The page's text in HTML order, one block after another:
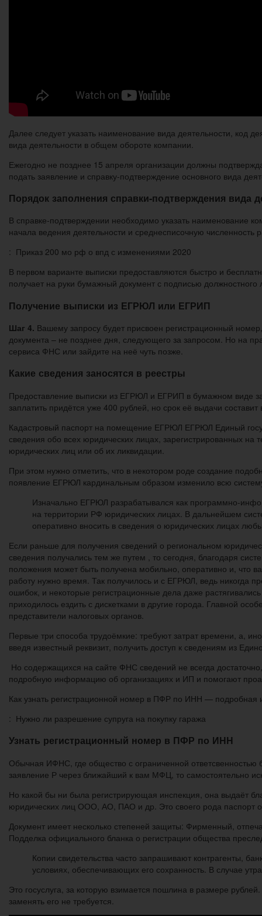
Далее следует указать наименование вида деятельности, код
вида деятельности в общем обороте компании.
Ежегодно не позднее 15 апреля организации должны
подать заявление и справку-подтверждение основного вида
Порядок заполнения справки-подтверждения вида
В справке-подтверждении необходимо указать наименование
начала ведения деятельности и среднесписочную численность
: Приказ 200 мо рф о впд с изменениями 2020
В первом варианте выписки предоставляются быстро и
получает на руки бумажный документ с подписью должностного
Получение выписки из ЕГРЮЛ или ЕГРИП
Шаг 4. Вашему запросу будет присвоен регистрационный
документа – не позднее дня, следующего за запросом. Но на
сервиса ФНС или зайдите на неё чуть позже.
Какие сведения заносятся в реестры
Предоставление выписки из ЕГРЮЛ и ЕГРИП в бумажном виде
заплатить придётся уже 400 рублей, но срок её выдачи
Кадастровый паспорт на помещение ЕГРЮЛ ЕГРЮЛ Единый
сведения обо всех юридических лицах, зарегистрированных
юридических лиц или об их ликвидации.
При этом нужно отметить, что в некотором роде создание
появление ЕГРЮЛ кардинальным образом изменило всю
Изначально ЕГРЮЛ разрабатывался как программно-
на территории РФ юридических лицах. В дальнейшем
оперативно вносить в сведения о юридических лицах
Если раньше для получения сведений о региональном
сведения получались тем же путем , то сегодня, благодаря
положения может быть получена мобильно, оперативно и, что
работу нужно время. Так получилось и с ЕГРЮЛ, ведь никогда
ошибок, и некоторые регистрационные дела даже
приходилось ездить с дискетками в другие города. Главной
представители налоговых органов.
Первые три способа трудоёмкие: требуют затрат времени, а,
введя известный реквизит, получить доступ к сведениям из
Но содержащихся на сайте ФНС сведений не всегда
подробную информацию об организациях и ИП и помогают
Как узнать регистрационной номер в ПФР по ИНН — подробная
: Нужно ли разрешение супруга на покупку гаража
Узнать регистрационный номер в ПФР по ИНН
Обычная ИФНС, где общество с ограниченной
заявление Р через ближайший к вам МФЦ, то самостоятельно
Но какой бы ни была регистрирующая инспекция, она выдаёт
юридических лиц ООО, АО, ПАО и др. Это своего рода паспорт
Документ имеет несколько степеней защиты: Фирменный,
Подделка официального бланка о регистрации общества
Копии свидетельства часто запрашивают контрагенты,
условиях, обеспечивающих его сохранность. В случае
Это госуслуга, за которую взимается пошлина в размере
заменять его не требуется.